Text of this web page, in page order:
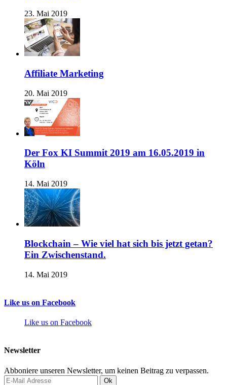
23. Mai 2019
Affiliate Marketing
20. Mai 2019
Der Fox KI Summit 2019 am 16.05.2019 in
Köln
14. Mai 2019
Blockchain – Wie viel hat sich bis jetzt getan?
Ein Zwischenstand.
14. Mai 2019
Like us on Facebook
Like us on Facebook
Newsletter
Abboniere unseren Newsletter, um keinen Beitrag zu verpassen.